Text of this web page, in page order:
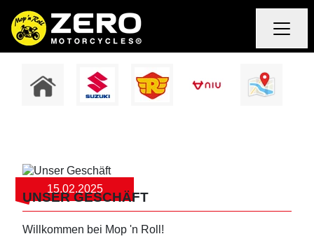
15.02.2025
UNSER GESCHÄFT
Willkommen bei Mop 'n Roll!